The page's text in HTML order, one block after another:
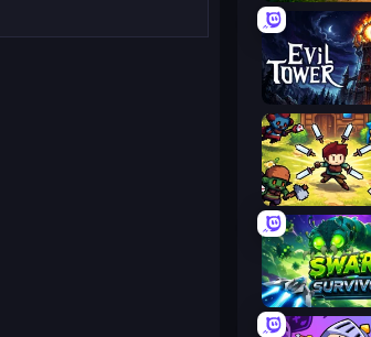
Evil Tower
Knight Survival
Swarm Survivor